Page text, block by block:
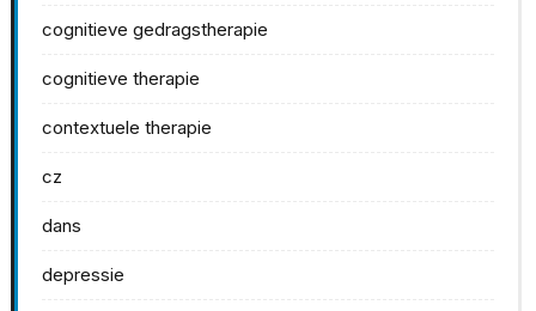
cognitieve gedragstherapie
cognitieve therapie
contextuele therapie
cz
dans
depressie